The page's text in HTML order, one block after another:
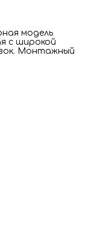
модель
с широкой
Монтажный